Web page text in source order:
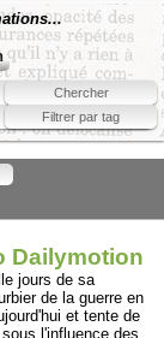
Dailymotion
jours de sa
de la guerre en
et tente de
l'influence des